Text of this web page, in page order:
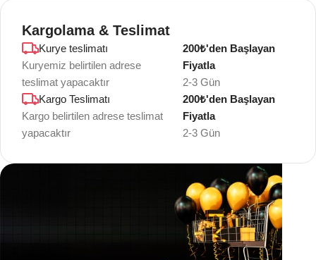
Kargolama & Teslimat
Kurye teslimatı
Kuryemiz belirtilen adrese
teslimat yapacaktır
2-3 Gün
200₺'den Başlayan
Fiyatla
Kargo Teslimatı
Kargo belirtilen adrese teslimat
yapacaktır
2-3 Gün
200₺'den Başlayan
Fiyatla